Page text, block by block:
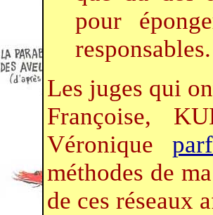
pour
responsables.
Les juges qui
Françoise,
Véronique
méthodes de
de ces réseaux